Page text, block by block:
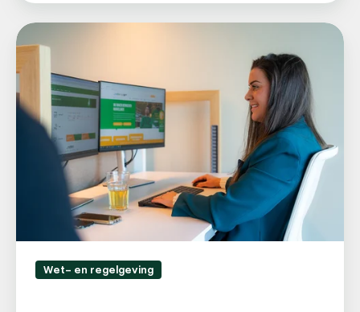
Ketenregeling:
Wat
houdt
het
in
uitzonderingen?
Wet- en regelgeving